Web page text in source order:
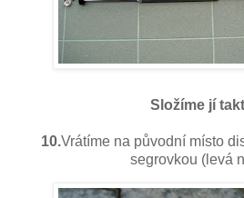
Složíme jí
10.Vrátíme na původní místo
segrovkou (levá